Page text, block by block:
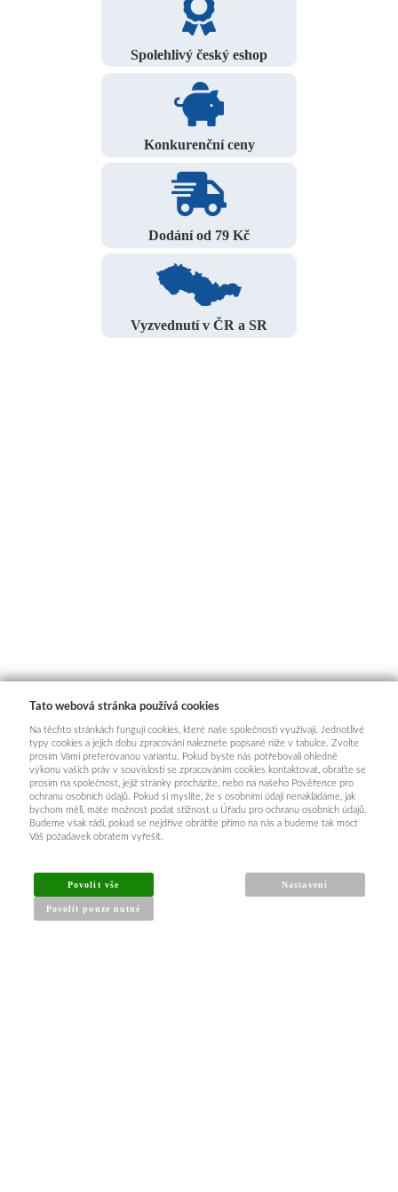
Spolehlivý český eshop
Konkurenční ceny
Dodání od 79 Kč
Vyzvednutí v ČR a SR
Tato webová stránka používá cookies
Na těchto stránkách fungují cookies, které naše společnosti využívají. Jednotlivé
typy cookies a jejich dobu zpracování naleznete popsané níže v tabulce. Zvolte
prosím Vámi preferovanou variantu. Pokud byste nás potřebovali ohledně
výkonu vašich práv v souvislosti se zpracováním cookies kontaktovat, obraťte se
prosím na společnost, jejíž stránky procházíte, nebo na našeho Pověřence pro
ochranu osobních údajů. Pokud si myslíte, že s osobními údaji nenakládáme, jak
bychom měli, máte možnost podat stížnost u Úřadu pro ochranu osobních údajů.
Budeme však rádi, pokud se nejdříve obrátíte přímo na nás a budeme tak moct
Váš požadavek obratem vyřešit.
Povolit vše
Povolit pouze nutné
Nastavení